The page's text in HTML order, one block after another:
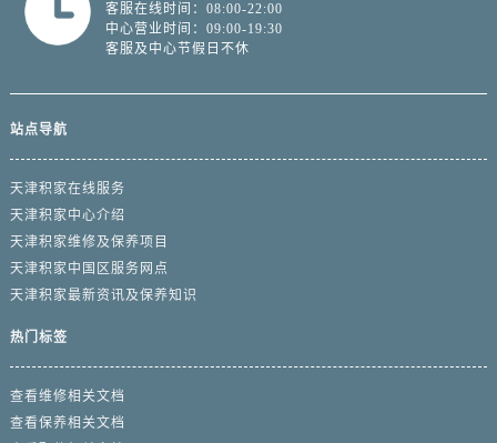
客服在线时间：08:00-22:00
中心营业时间：09:00-19:30
客服及中心节假日不休
站点导航
天津积家在线服务
天津积家中心介绍
天津积家维修及保养项目
天津积家中国区服务网点
天津积家最新资讯及保养知识
热门标签
查看维修相关文档
查看保养相关文档